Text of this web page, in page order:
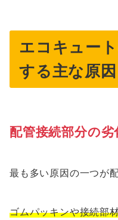
エコキュー
する主な原因
配管接続部分の劣
最も多い原因の一つが
ゴムパッキンや接続部